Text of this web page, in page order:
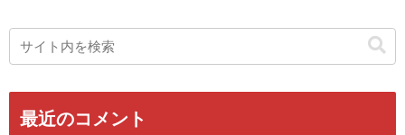
最近のコメント